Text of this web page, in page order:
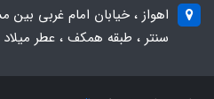
اهواز ، خیابان امام غربی
سنتر ، طبقه همکف ، عطر میلاد